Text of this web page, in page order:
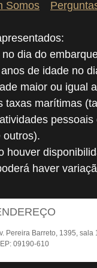
Somos
dia do
de idade no
maior ou igual
marítimas
outros).
houver
haver
Pereira Barreto, 1395, sala
09190-610